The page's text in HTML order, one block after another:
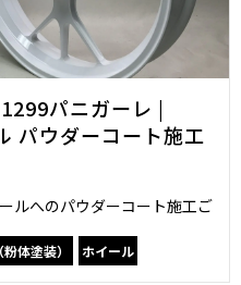
パニガーレ |
パウダーコート施工
ルへのパウダーコート施工ご
体塗装） ホイール